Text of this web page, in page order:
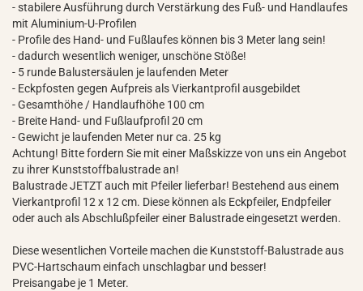
- stabilere Ausführung durch Verstärkung des Fuß- und Handlaufes
mit Aluminium-U-Profilen
- Profile des Hand- und Fußlaufes können bis 3 Meter lang sein!
- dadurch wesentlich weniger, unschöne Stöße!
- 5 runde Balustersäulen je laufenden Meter
- Eckpfosten gegen Aufpreis als Vierkantprofil ausgebildet
- Gesamthöhe / Handlaufhöhe 100 cm
- Breite Hand- und Fußlaufprofil 20 cm
- Gewicht je laufenden Meter nur ca. 25 kg
Achtung! Bitte fordern Sie mit einer Maßskizze von uns ein Angebot
zu ihrer Kunststoffbalustrade an!
Balustrade JETZT auch mit Pfeiler lieferbar! Bestehend aus einem
Vierkantprofil 12 x 12 cm. Diese können als Eckpfeiler, Endpfeiler
oder auch als Abschlußpfeiler einer Balustrade eingesetzt werden.
Diese wesentlichen Vorteile machen die Kunststoff-Balustrade aus
PVC-Hartschaum einfach unschlagbar und besser!
Preisangabe je 1 Meter.